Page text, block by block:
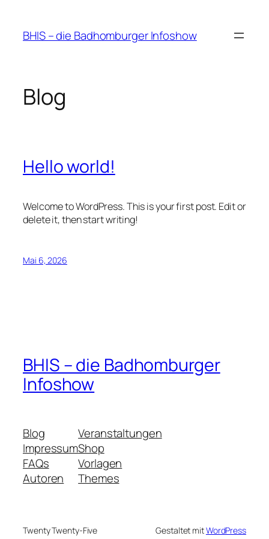
springen
BHIS – die Badhomburger Infoshow
Blog
Hello world!
Welcome to WordPress. This is your first post. Edit or
delete it, then start writing!
Mai 6, 2026
BHIS – die Badhomburger
Infoshow
Blog
Impressum
FAQs
Autoren
Veranstaltungen
Shop
Vorlagen
Themes
Twenty Twenty-Five Gestaltet mitWordPress